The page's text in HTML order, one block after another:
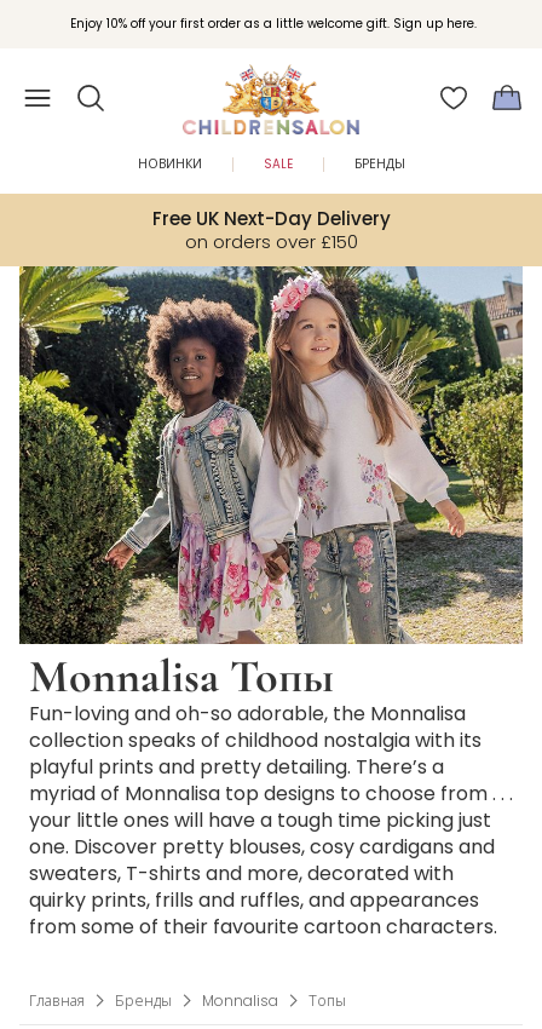
Enjoy 10% off your first order as a little welcome gift. Sign up here.
Вступайте в клуб Бонусы Childrensalon для эксклюзивных привилегий при
покупках.
Free UK Next-Day Delivery
on orders over £150
НОВИНКИ SALE БРЕНДЫ
Monnalisa Топы
Fun-loving and oh-so adorable, the Monnalisa
collection speaks of childhood nostalgia with its
playful prints and pretty detailing. There’s a
myriad of Monnalisa top designs to choose from . . .
your little ones will have a tough time picking just
one. Discover pretty blouses, cosy cardigans and
sweaters, T-shirts and more, decorated with
quirky prints, frills and ruffles, and appearances
from some of their favourite cartoon characters.
Главная Бренды Monnalisa Топы